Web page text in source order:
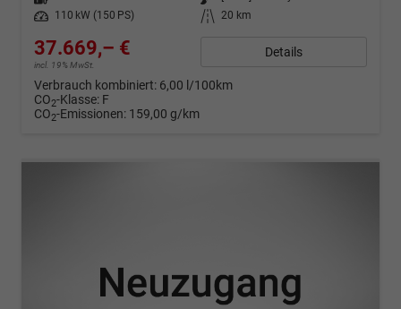
Leistung
110 kW (150 PS) Kilometerstand 20 km
37.669,– €
incl. 19% MwSt.
Details
Verbrauch kombiniert: 6,00 l/100km
CO2-Klasse: F
CO2-Emissionen: 159,00 g/km